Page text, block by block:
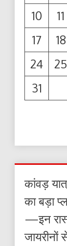
10
11
17
18
24
25
31
कांवड़
का बड़ा
—इन